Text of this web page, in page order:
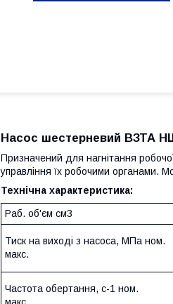
Насос шестерневий ВЗТА
Призначений для нагнітання
управління їх робочими органами.
Технічна характеристика:
Раб. об'єм см3
Тиск на виході з насоса, МПа ном.
макс.
Частота обертання, с-1 ном.